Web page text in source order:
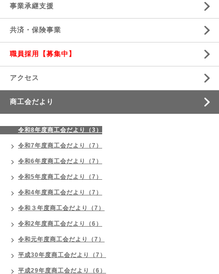
事業承継支援
共済・保険事業
職員採用【募集中】
アクセス
商工会だより
令和8年度商工会だより（3）
令和7年度商工会だより（7）
令和6年度商工会だより（7）
令和5年度商工会だより（7）
令和4年度商工会だより（7）
令和３年度商工会だより（7）
令和2年度商工会だより（6）
令和元年度商工会だより（7）
平成30年度商工会だより（7）
平成29年度商工会だより（6）